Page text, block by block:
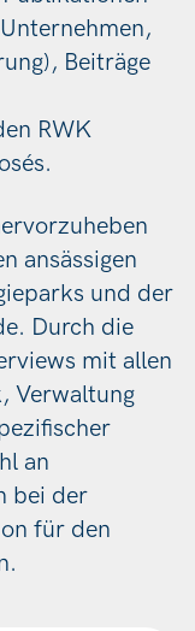
Beiträge
RWK
ansässigen
und der
Durch die
mit allen
Verwaltung
an
bei der
für den